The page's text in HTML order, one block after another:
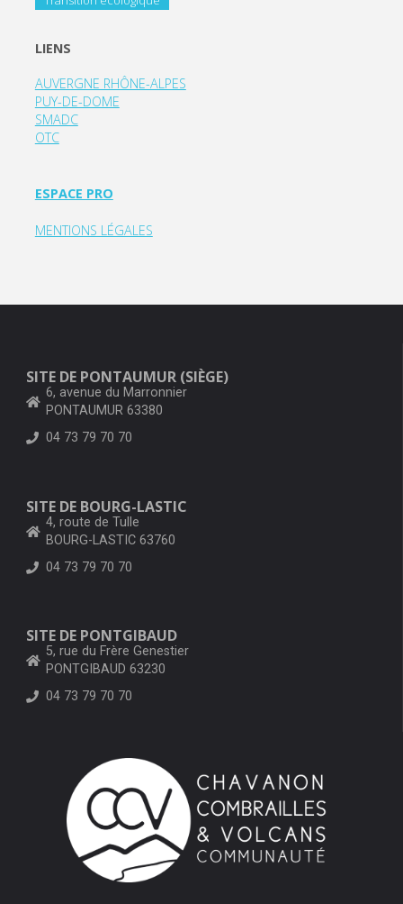
LIENS
AUVERGNE RHÔNE-ALPES
PUY-DE-DOME
SMADC
OTC
ESPACE PRO
MENTIONS LÉGALES
SITE DE PONTAUMUR (SIÈGE)
6, avenue du Marronnier
PONTAUMUR 63380
04 73 79 70 70
SITE DE BOURG-LASTIC
4, route de Tulle
BOURG-LASTIC 63760
04 73 79 70 70
SITE DE PONTGIBAUD
5, rue du Frère Genestier
PONTGIBAUD 63230
04 73 79 70 70